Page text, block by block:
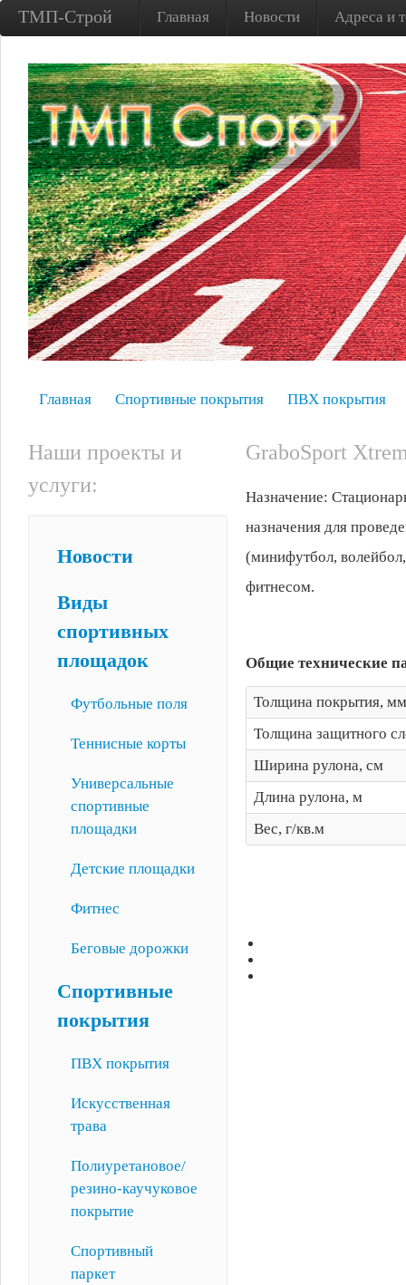
ТМП-Строй Главная Новости Адреса и
Главная Спортивные покрытия ПВХ покрытия
Наши проекты и
услуги:
Новости
Виды
спортивных
площадок
Футбольные поля
Теннисные корты
Универсальные
спортивные
площадки
Детские площадки
Фитнес
Беговые дорожки
Спортивные
покрытия
ПВХ покрытия
Искусственная
трава
Полиуретановое/
резино-каучуковое
покрытие
Спортивный
паркет
GraboSport
Назначение:
назначения для
(минифутбол,
фитнесом.
Общие технические
Толщина покрытия, мм
Толщина защитного
Ширина рулона, см
Длина рулона, м
Вес, г/кв.м